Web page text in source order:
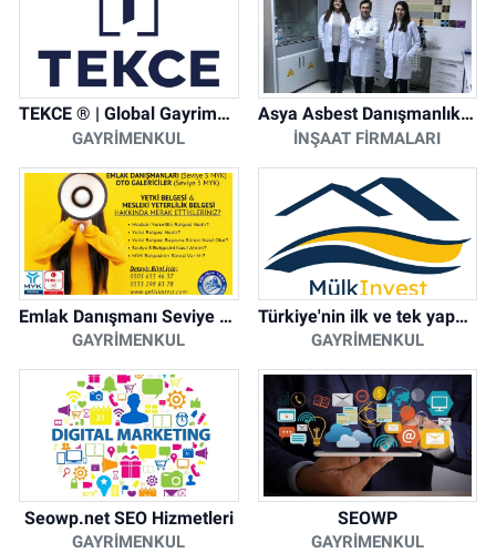
TEKCE ® | Global Gayrimenkul Şirketi
GAYRIMENKUL
Asya Asbest Danışmanlık - Asbest Söküm ve Asbest Raporu
İNŞAAT FIRMALARI
Emlak Danışmanı Seviye 5 Mesleki Yeterlilik Belgesi
GAYRIMENKUL
Türkiye'nin ilk ve tek yapay zeka destekli arsa ilan platformu
GAYRIMENKUL
Seowp.net SEO Hizmetleri
GAYRIMENKUL
SEOWP
GAYRIMENKUL